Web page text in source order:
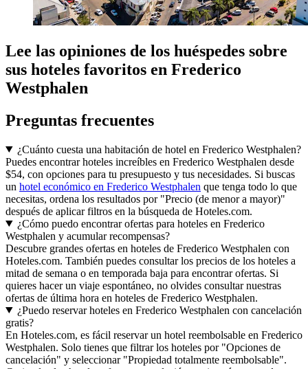
Lee las opiniones de los huéspedes sobre
sus hoteles favoritos en Frederico
Westphalen
Preguntas frecuentes
¿Cuánto cuesta una habitación de hotel en Frederico Westphalen?
Puedes encontrar hoteles increíbles en Frederico Westphalen desde
$54, con opciones para tu presupuesto y tus necesidades. Si buscas
un hotel económico en Frederico Westphalen que tenga todo lo que
necesitas, ordena los resultados por "Precio (de menor a mayor)"
después de aplicar filtros en la búsqueda de Hoteles.com.
¿Cómo puedo encontrar ofertas para hoteles en Frederico
Westphalen y acumular recompensas?
Descubre grandes ofertas en hoteles de Frederico Westphalen con
Hoteles.com. También puedes consultar los precios de los hoteles a
mitad de semana o en temporada baja para encontrar ofertas. Si
quieres hacer un viaje espontáneo, no olvides consultar nuestras
ofertas de última hora en hoteles de Frederico Westphalen.
¿Puedo reservar hoteles en Frederico Westphalen con cancelación
gratis?
En Hoteles.com, es fácil reservar un hotel reembolsable en Frederico
Westphalen. Solo tienes que filtrar los hoteles por "Opciones de
cancelación" y seleccionar "Propiedad totalmente reembolsable".